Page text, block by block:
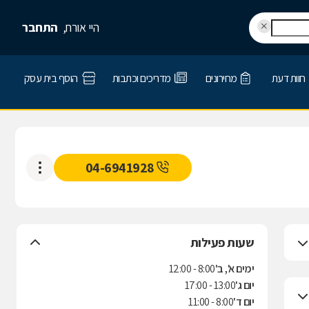
היי אורח, התחבר
חוות דעת מחירונים מדריכים וכתבות הוסף בית עסק
04-6941928
שעות פעילות
ימים א', ב'8:00 - 12:00
יום ג'13:00 - 17:00
יום ד'8:00 - 11:00